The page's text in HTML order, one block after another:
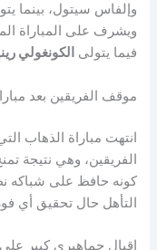
وإلفاس سيتول، بينما
ويشرف على المباراة
فيما يتولى الكونغولي
موقف الفريقين بعد
انتهت مباراة الذهاب
الفريقين، وهي نتيجة
كونه حافظ على شباكه
التأهل حال تحقيق أي
إقبال جماهيري كبير على